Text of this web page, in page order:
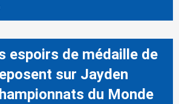
espoirs de médaille de
sur Jayden
du Monde